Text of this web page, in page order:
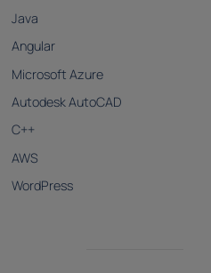
Java
Angular
Microsoft Azure
Autodesk AutoCAD
C++
AWS
WordPress